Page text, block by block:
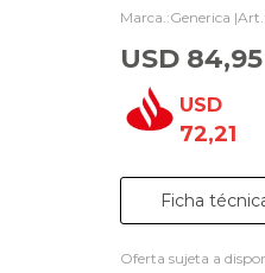
Generica |
USD 84,95
USD
72,21
Ficha
Oferta sujeta a